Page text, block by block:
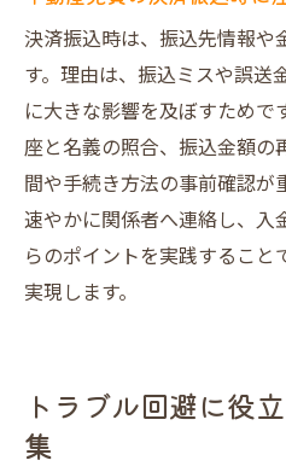
決済振込時は、振込先情報や
す。理由は、振込ミスや誤送
に大きな影響を及ぼすためで
座と名義の照合、振込金額
間や手続き方法の事前確認が
速やかに関係者へ連絡し、入
らのポイントを実践するこ
実現します。
トラブル回避に役
集